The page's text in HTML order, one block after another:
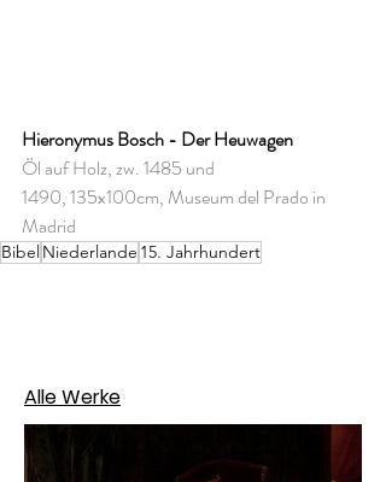
Hieronymus Bosch - Der Heuwagen
Öl auf Holz, zw. 1485 und
1490, 135x100cm, Museum del Prado in
Madrid
BibelNiederlande 15. Jahrhundert
Alle Werke